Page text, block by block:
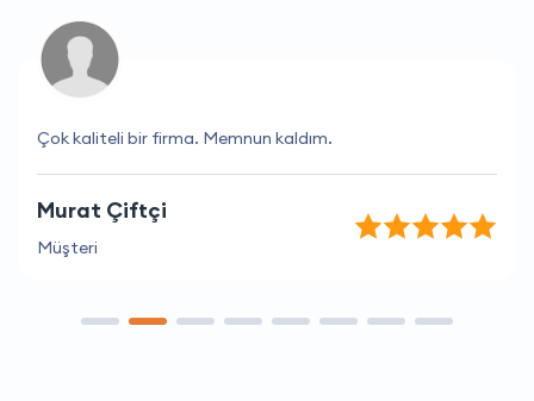
Çok kaliteli bir firma. Memnun kaldım.
Murat Çiftçi
Müşteri